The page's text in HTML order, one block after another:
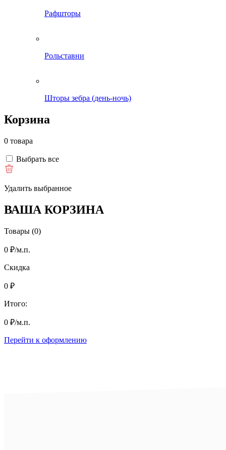
Рафшторы
Рольставни
Шторы зебра (день-ночь)
Корзина
0 товара
Выбрать все
Удалить выбранное
ВАША КОРЗИНА
Товары (0)
0 ₽/м.п.
Скидка
0 ₽
Итого:
0 ₽/м.п.
Перейти к оформлению